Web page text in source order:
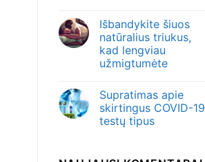
Išbandykite šiuos
natūralius triukus,
kad lengviau
užmigtumėte
Supratimas apie
skirtingus COVID-19
testų tipus